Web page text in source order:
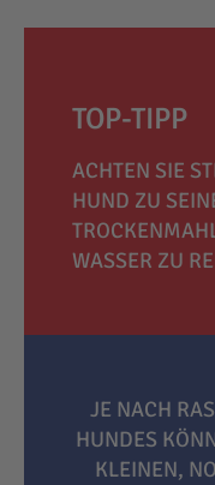
TOP-TIPP
ACHTEN SIE
HUND ZU
WASSER ZU
JE NACH
HUNDES
KLEINEN,